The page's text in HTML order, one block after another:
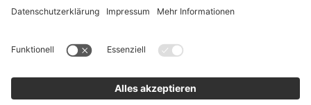
Lieferkette
Barrierefreiheitserklärung